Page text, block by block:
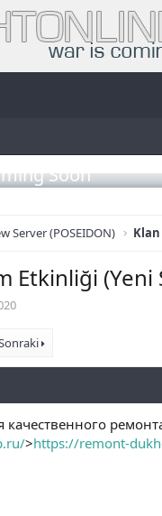
Soon
Server (POSEIDON) Klan
Etkinliği
качественного
>https://remont-